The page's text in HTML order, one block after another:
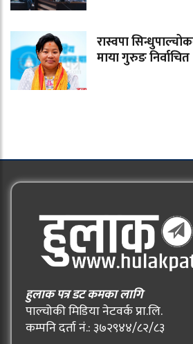
रास्वपा
माया गुरुङ निर्वाचित
हुलाक पत्र डट कमका लागि
पाल्चोकी मिडिया नेटवर्क प्रा.लि.
कम्पनि दर्ता नं.: ३७२९४४/८२/८३